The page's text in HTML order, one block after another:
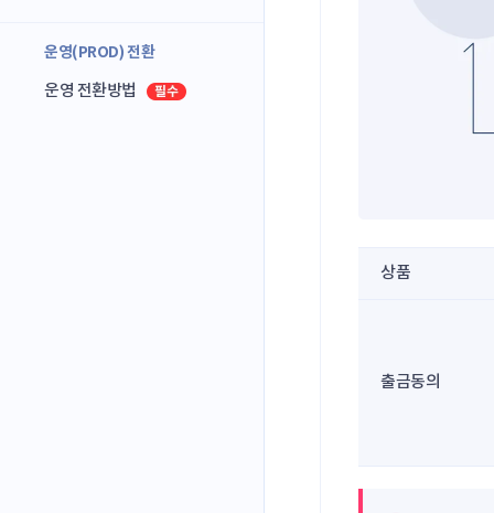
운영(PROD) 전환
운영 전환방법
상품
출금동의